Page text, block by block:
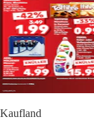
Kaufland